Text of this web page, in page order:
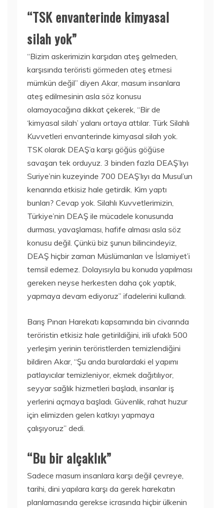
“TSK envanterinde kimyasal
silah yok”
“Bizim askerimizin karşıdan ateş gelmeden,
karşısında teröristi görmeden ateş etmesi
mümkün değil” diyen Akar, masum insanlara
ateş edilmesinin asla söz konusu
olamayacağına dikkat çekerek, “Bir de
‘kimyasal silah’ yalanı ortaya attılar. Türk Silahlı
Kuvvetleri envanterinde kimyasal silah yok.
TSK olarak DEAŞ’a karşı göğüs göğüse
savaşan tek orduyuz. 3 binden fazla DEAŞ’lıyı
Suriye’nin kuzeyinde 700 DEAŞ’lıyı da Musul’un
kenarında etkisiz hale getirdik. Kim yaptı
bunları? Cevap yok. Silahlı Kuvvetlerimizin,
Türkiye’nin DEAŞ ile mücadele konusunda
durması, yavaşlaması, hafife alması asla söz
konusu değil. Çünkü biz şunun bilincindeyiz,
DEAŞ hiçbir zaman Müslümanları ve İslamiyet’i
temsil edemez. Dolayısıyla bu konuda yapılması
gereken neyse herkesten daha çok yaptık,
yapmaya devam ediyoruz” ifadelerini kullandı.
Barış Pınarı Harekatı kapsamında bin civarında
teröristin etkisiz hale getirildiğini, irili ufaklı 500
yerleşim yerinin teröristlerden temizlendiğini
bildiren Akar, “Şu anda buralardaki el yapımı
patlayıcılar temizleniyor, ekmek dağıtılıyor,
seyyar sağlık hizmetleri başladı, insanlar iş
yerlerini açmaya başladı. Güvenlik, rahat huzur
için elimizden gelen katkıyı yapmaya
çalışıyoruz” dedi.
“Bu bir alçaklık”
Sadece masum insanlara karşı değil çevreye,
tarihi, dini yapılara karşı da gerek harekatın
planlamasında gerekse icrasında hiçbir ülkenin